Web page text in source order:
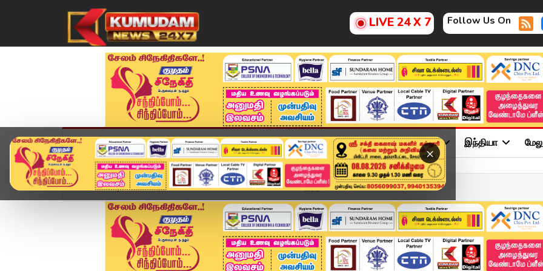
LIVE 24 X 7 Follow Us On
×
முகப்பு விளையாட்டு அண்மை தமிழ்நாடு சினிமா அரசியல் விளையாட்டு இந்தியா
Home வீடியோ ஸ்டோரி India Pakistan War: பஸ்பமாக்கிய இந்தியா..! பல்ட...